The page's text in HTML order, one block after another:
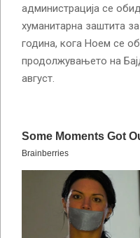
администрација се
хуманитарна заштита
година, кога Ноем се
продолжувањето на
август.